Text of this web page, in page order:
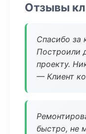
Отзывы
Спасибо за
Построили
проекту.
— Клиент
быстро, не